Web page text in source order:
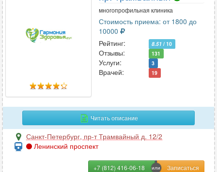
35
Эндокринология
Эндоскопия
Эпилептология 26
многопрофильная клиника
Стоимость приема: от 1800 до
10000
Рейтинг:
8.51 / 10
Отзывы: 131
Услуги: 3
Врачей: 19
Читать описание
Санкт-Петербург, пр-т Трамвайный д. 12/2
Ленинский проспект
+7 (812) 416-06-18